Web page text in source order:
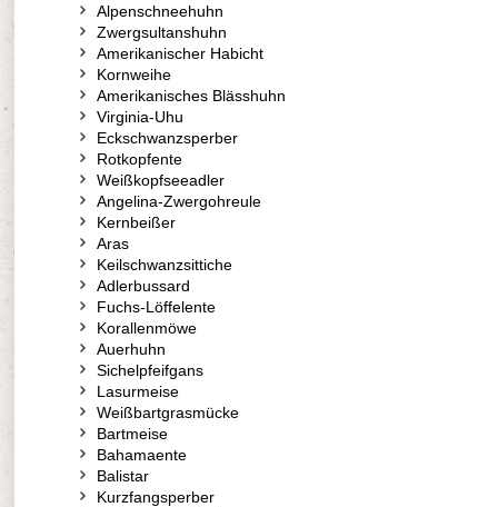
Alpenschneehuhn
Zwergsultanshuhn
Amerikanischer Habicht
Kornweihe
Amerikanisches Blässhuhn
Virginia-Uhu
Eckschwanzsperber
Rotkopfente
Weißkopfseeadler
Angelina-Zwergohreule
Kernbeißer
Aras
Keilschwanzsittiche
Adlerbussard
Fuchs-Löffelente
Korallenmöwe
Auerhuhn
Sichelpfeifgans
Lasurmeise
Weißbartgrasmücke
Bartmeise
Bahamaente
Balistar
Kurzfangsperber